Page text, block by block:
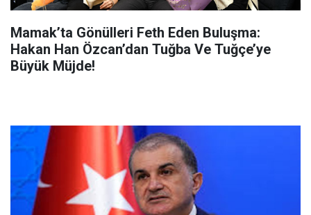
Mamak’ta Gönülleri Feth Eden Buluşma:
Hakan Han Özcan’dan Tuğba Ve Tuğçe’ye
Büyük Müjde!